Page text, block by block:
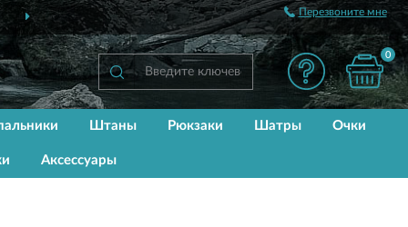
Перезвоните мне
БЕСПЛАТНАЯ ДОСТАВКАОТ 3500
0
Штаны Рюкзаки Шатры Очки
Аксессуары